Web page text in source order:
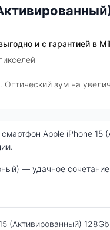
и с гарантией в
зум на